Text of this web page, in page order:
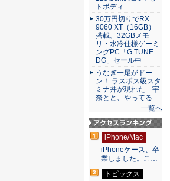
トボディ
30万円切りでRX
9060 XT（16GB）
搭載。32GBメモ
リ・水冷仕様ゲーミ
ングPC「G TUNE
DG」セール中
うなぎ一尾がドー
ン！ ラスボス級スタ
ミナ丼が現れた 宇
奈とと、やってる
一覧へ
アクセスランキン
グ
iPhone/Mac
iPhoneケース、卒
業しました。こ…
トピックス